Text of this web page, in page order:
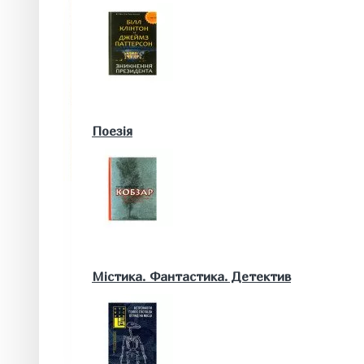
Математика. Природничі та інші науки
Біологія
Географія. Геологія
Поезія
Містика. Фантастика. Детектив